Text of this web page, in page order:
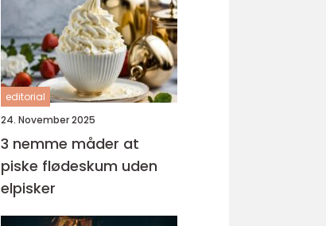
editorial
24. November 2025
3 nemme måder at
piske flødeskum uden
elpisker